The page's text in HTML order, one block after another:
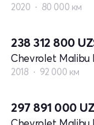
2020 80 000 км
238 312 800
2018 92 000 км
297 891 000